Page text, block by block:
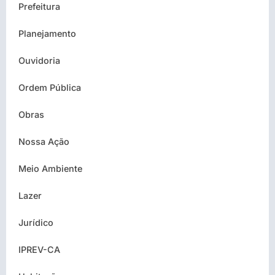
Prefeitura
Planejamento
Ouvidoria
Ordem Pública
Obras
Nossa Ação
Meio Ambiente
Lazer
Jurídico
IPREV-CA